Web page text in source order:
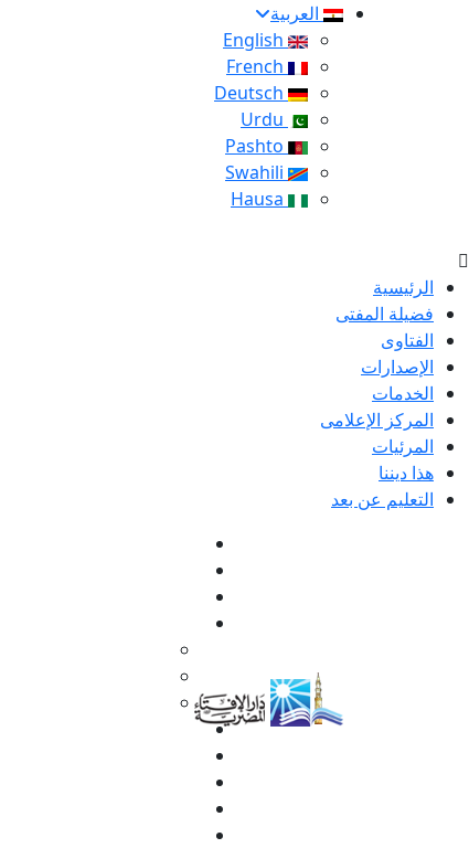
العربية
الرئيسية
فضيلة المفتى
الفتاوى
الإصدارات
الخدمات
المركز الإعلامى
المرئيات
هذا ديننا
التعليم عن بعد